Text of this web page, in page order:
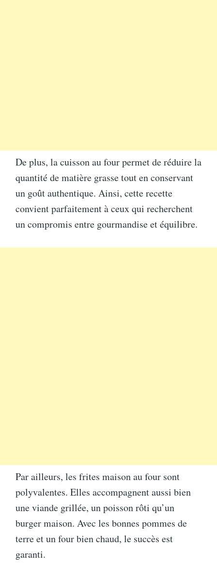
De plus, la cuisson au four permet de réduire la
quantité de matière grasse tout en conservant
un goût authentique. Ainsi, cette recette
convient parfaitement à ceux qui recherchent
un compromis entre gourmandise et équilibre.
Par ailleurs, les frites maison au four sont
polyvalentes. Elles accompagnent aussi bien
une viande grillée, un poisson rôti qu’un
burger maison. Avec les bonnes pommes de
terre et un four bien chaud, le succès est
garanti.